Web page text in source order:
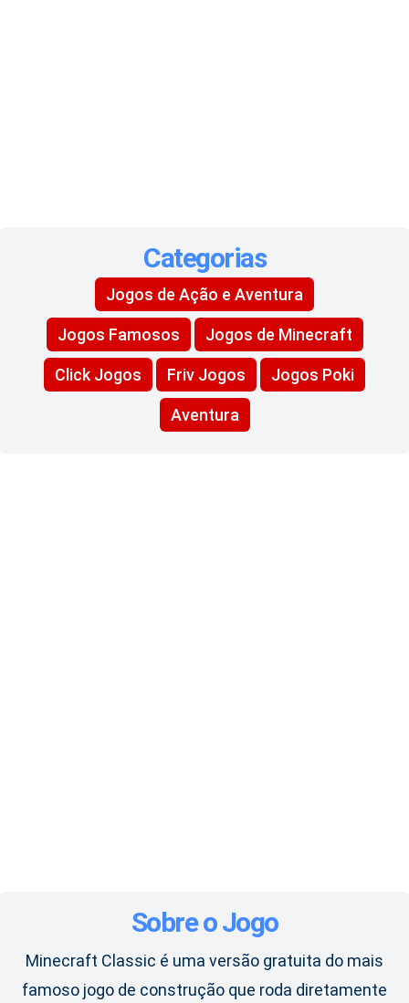
Categorias
Jogos de Ação e Aventura
Jogos Famosos Jogos de Minecraft
Click Jogos Friv Jogos Jogos Poki
Aventura
Sobre o Jogo
Minecraft Classic é uma versão gratuita do mais
famoso jogo de construção que roda diretamente